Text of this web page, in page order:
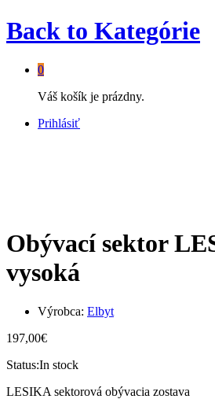
Back to Kategórie
0
Váš košík je prázdny.
Prihlásiť
Obývací sektor
vysoká
Výrobca: Elbyt
197,00€
Status:In stock
LESIKA sektorová obývacia zostava